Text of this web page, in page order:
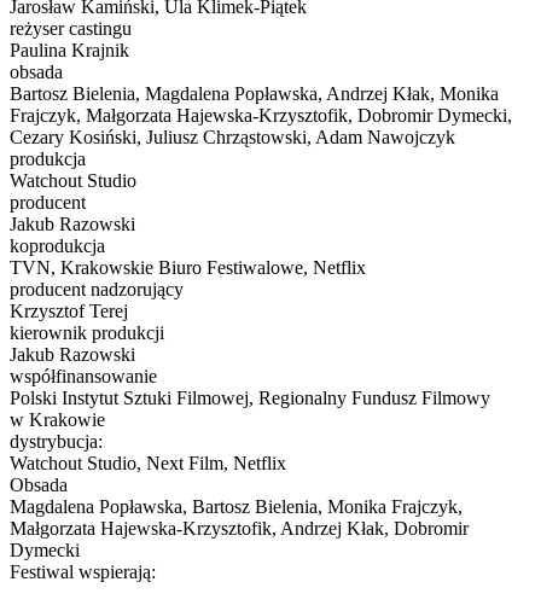
Jarosław Kamiński, Ula Klimek-Piątek
reżyser castingu
Paulina Krajnik
obsada
Bartosz Bielenia, Magdalena Popławska, Andrzej Kłak, Monika
Frajczyk, Małgorzata Hajewska-Krzysztofik, Dobromir Dymecki,
Cezary Kosiński, Juliusz Chrząstowski, Adam Nawojczyk
produkcja
Watchout Studio
producent
Jakub Razowski
koprodukcja
TVN, Krakowskie Biuro Festiwalowe, Netflix
producent nadzorujący
Krzysztof Terej
kierownik produkcji
Jakub Razowski
współfinansowanie
Polski Instytut Sztuki Filmowej, Regionalny Fundusz Filmowy
w Krakowie
dystrybucja:
Watchout Studio, Next Film, Netflix
Obsada
Magdalena Popławska, Bartosz Bielenia, Monika Frajczyk,
Małgorzata Hajewska-Krzysztofik, Andrzej Kłak, Dobromir
Dymecki
Festiwal wspierają: